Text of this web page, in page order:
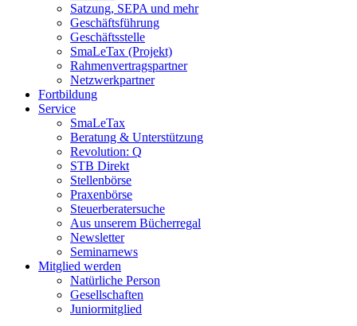
Satzung, SEPA und mehr
Geschäftsführung
Geschäftsstelle
SmaLeTax (Projekt)
Rahmenvertragspartner
Netzwerkpartner
Fortbildung
Service
SmaLeTax
Beratung & Unterstützung
Revolution: Q
STB Direkt
Stellenbörse
Praxenbörse
Steuerberatersuche
Aus unserem Bücherregal
Newsletter
Seminarnews
Mitglied werden
Natürliche Person
Gesellschaften
Juniormitglied